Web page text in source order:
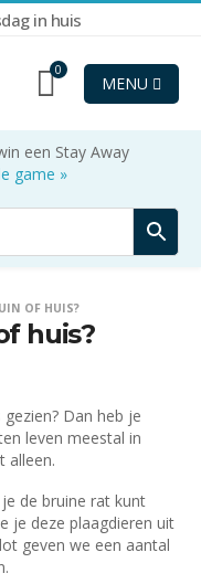
in huis
0
MENU
een Stay Away
game »
OF HUIS?
huis?
gezien? Dan heb je
leven meestal in
alleen.
de bruine rat kunt
je deze plaagdieren uit
geven we een aantal